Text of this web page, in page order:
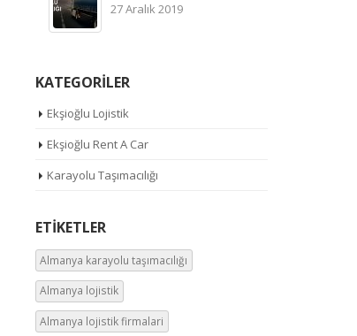
27 Aralık 2019
KATEGORİLER
Ekşioğlu Lojistik
Ekşioğlu Rent A Car
Karayolu Taşımacılığı
ETİKETLER
Almanya karayolu taşımacılığı
Almanya lojistik
Almanya lojistik firmalari